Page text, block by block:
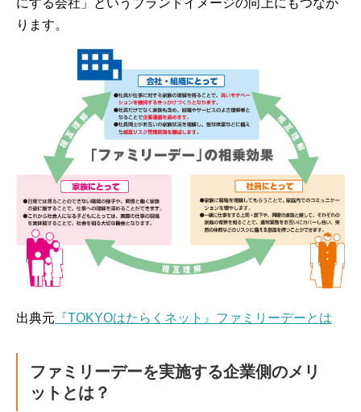
にする会社」というブランドイメージの向上にもつなが
ります。
出典元 『TOKYOはたらくネット』ファミリーデーとは
ファミリーデーを実施する企業側のメリ
ットとは？